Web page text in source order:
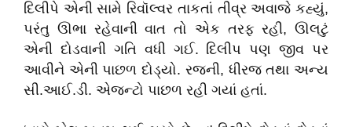
દિલીપે એની સામે રિવૉલ્વર તાકતાં તીવ્ર અવાજે કહ્યું,
પરંતુ ઊભા રહેવાની વાત તો એક તરફ રહી, ઊલટું
એની દોડવાની ગતિ વધી ગઈ. દિલીપ પણ જીવ પર
આવીને એની પાછળ દોડ્યો. રજની, ધીરજ તથા અન્ય
સી.આઈ.ડી. એજન્ટો પાછળ રહી ગયાં હતાં.